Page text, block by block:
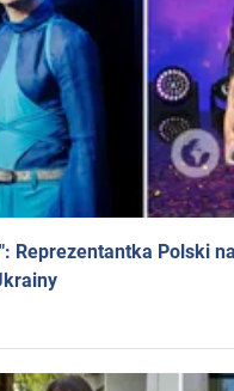
Reprezentantka Polski